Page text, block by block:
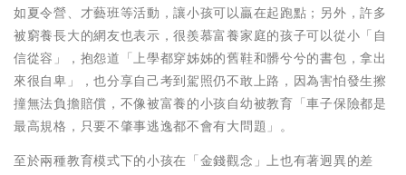
如夏令營、才藝班等活動，讓小孩可以贏在起跑點；另外，許多
被窮養長大的網友也表示，很羨慕富養家庭的孩子可以從小「自
信從容」，抱怨道「上學都穿姊姊的舊鞋和髒兮兮的書包，拿出
來很自卑」，也分享自己考到駕照仍不敢上路，因為害怕發生擦
撞無法負擔賠償，不像被富養的小孩自幼被教育「車子保險都是
最高規格，只要不肇事逃逸都不會有大問題」。
至於兩種教育模式下的小孩在「金錢觀念」上也有著迥異的差